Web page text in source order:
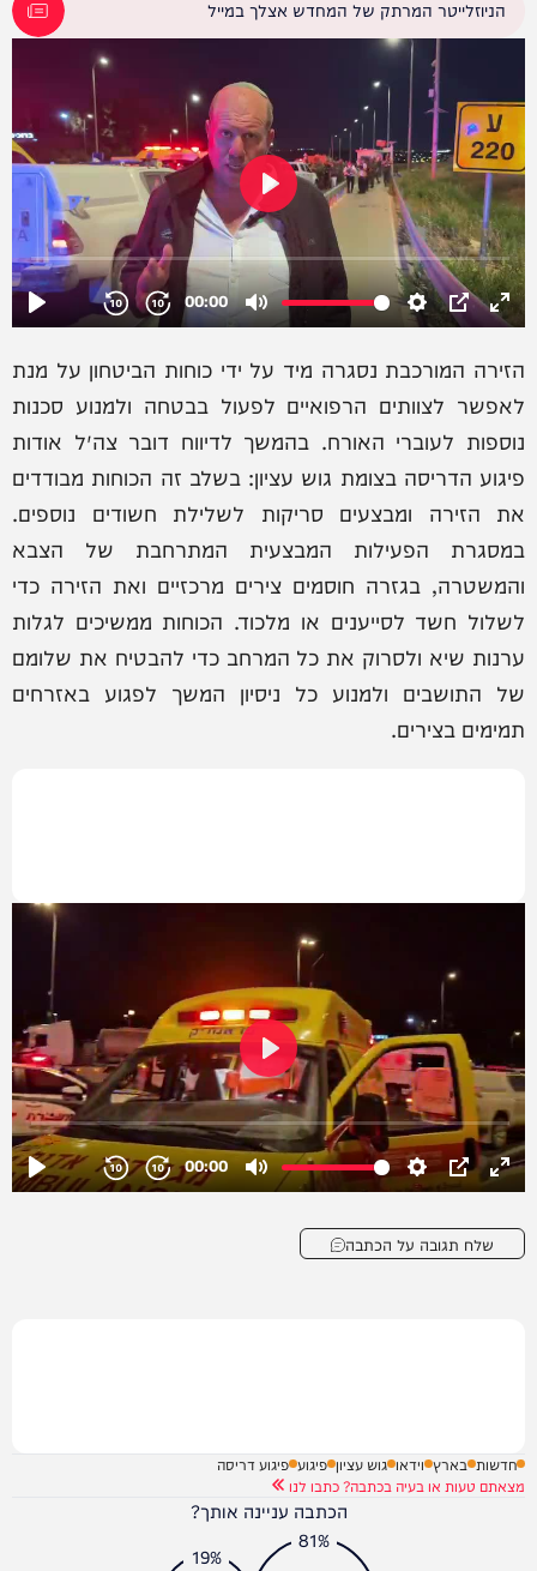
הניוזלייטר המרתק של המחדש אצלך במייל
הזירה המורכבת נסגרה מיד על ידי כוחות הביטחון על מנת
לאפשר לצוותים הרפואיים לפעול בבטחה ולמנוע סכנות
נוספות לעוברי האורח. בהמשך לדיווח דובר צה״ל אודות
פיגוע הדריסה בצומת גוש עציון: בשלב זה הכוחות מבודדים
את הזירה ומבצעים סריקות לשלילת חשודים נוספים.
במסגרת הפעילות המבצעית המתרחבת של הצבא
והמשטרה, בגזרה חוסמים צירים מרכזיים ואת הזירה כדי
לשלול חשד לסייענים או מלכוד. הכוחות ממשיכים לגלות
ערנות שיא ולסרוק את כל המרחב כדי להבטיח את שלומם
של התושבים ולמנוע כל ניסיון המשך לפגוע באזרחים
תמימים בצירים.
שלח תגובה על הכתבה
חדשות בארץ וידאו גוש עציון פיגוע פיגוע דריסה
מצאתם טעות או בעיה בכתבה? כתבו לנו
הכתבה עניינה אותך?
81%
19%